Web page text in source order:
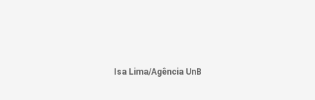
Isa Lima/Agência UnB